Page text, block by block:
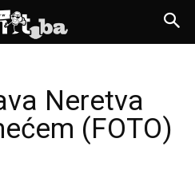
Neretva
(FOTO)